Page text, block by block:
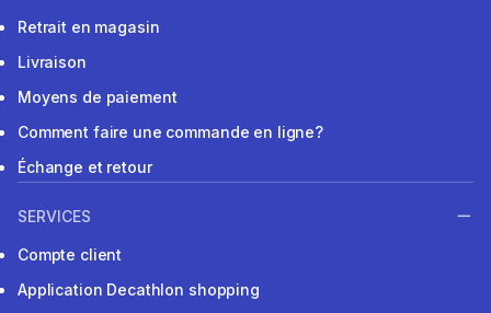
Retrait en magasin
Livraison
Moyens de paiement
Comment faire une commande en ligne?
Échange et retour
SERVICES
Compte client
Application Decathlon shopping